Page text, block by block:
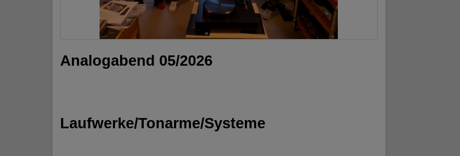
Analogabend 05/2026
Laufwerke/Tonarme/Systeme